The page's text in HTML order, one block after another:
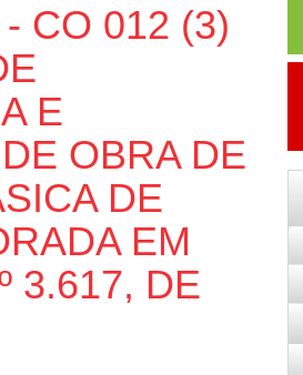
CO 012 (3)
E
OBRA DE
DE
EM
3.617, DE